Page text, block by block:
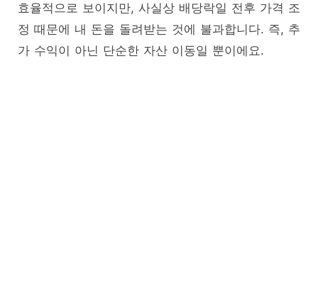
효율적으로 보이지만, 사실상 배당락일 전후 가격 조
정 때문에 내 돈을 돌려받는 것에 불과합니다. 즉, 추
가 수익이 아닌 단순한 자산 이동일 뿐이에요.